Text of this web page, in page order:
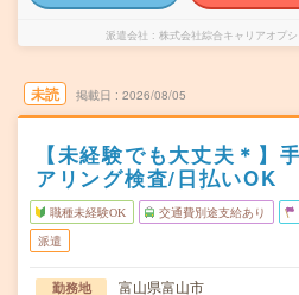
派遣会社 株式会社綜合キャリアオプ
未読 掲載日 2026/08/05
【未経験でも大丈夫＊】
アリング検査/日払いOK
職種未経験OK 交通費別途支給あり
派遣
勤務地 富山県富山市